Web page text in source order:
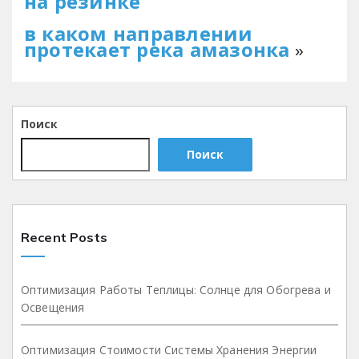
в каком направлении
протекает река амазонка »
Поиск
Поиск
Recent Posts
Оптимизация Работы Теплицы: Солнце для Обогрева и
Освещения
Оптимизация Стоимости Системы Хранения Энергии